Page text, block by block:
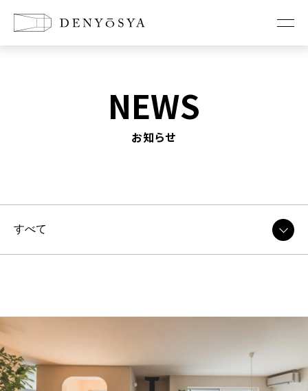
新築に懸ける想い
店舗改装の想い
施工事例
NEWS
お知らせ